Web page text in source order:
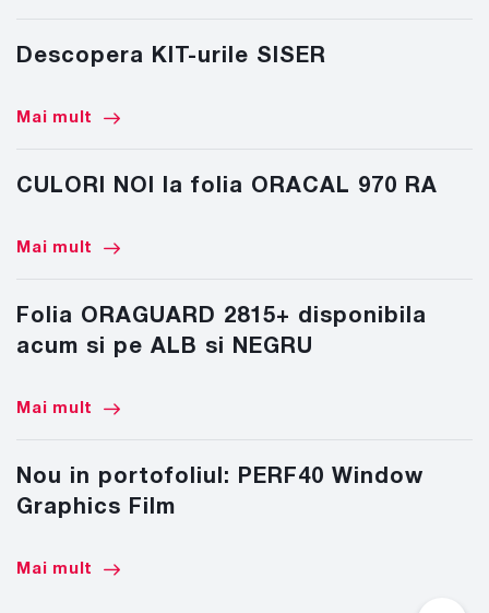
Descopera KIT-urile SISER
Mai mult
CULORI NOI la folia ORACAL 970 RA
Mai mult
Folia ORAGUARD 2815+ disponibila
acum si pe ALB si NEGRU
Mai mult
Nou in portofoliul: PERF40 Window
Graphics Film
Mai mult